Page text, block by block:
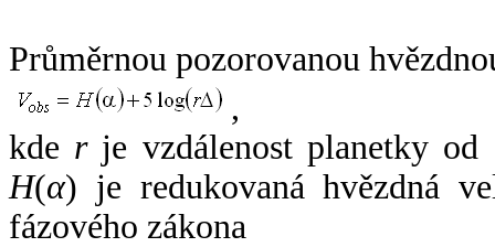
Průměrnou pozorovanou
,
kde rje vzdálenost planetky od
H(α) je redukovaná hvězdná
fázového zákona